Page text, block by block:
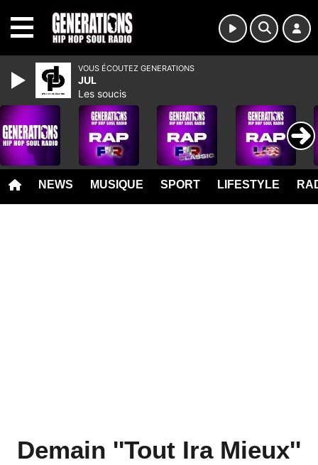
NEWS MUSIQUE SPORT LIFESTYLE
Demain ''Tout Ira Mieux''
VOUS ÉCOUTEZ GENERATIONS
JUL
Les soucis